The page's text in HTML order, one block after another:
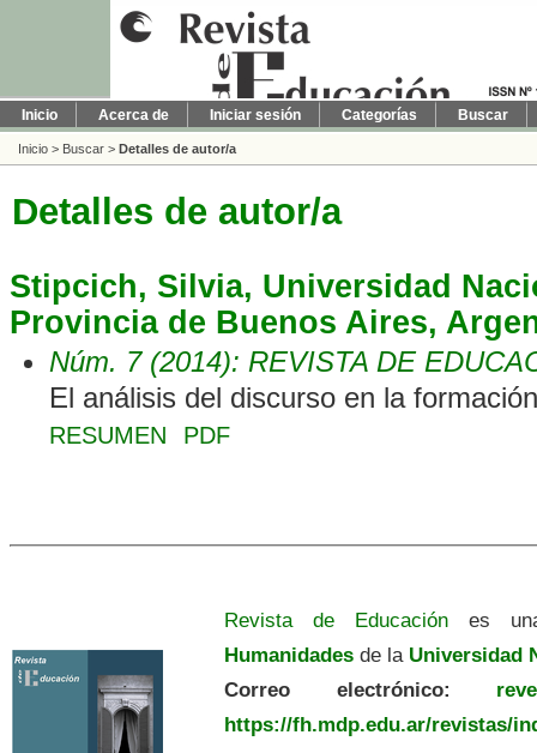
Inicio Acerca de Iniciar sesión Categorías Buscar
Inicio > Buscar > Detalles de autor/a
Detalles de autor/a
Stipcich, Silvia, Universidad
Provincia de Buenos Aires,
Núm. 7 (2014): REVISTA DE
El análisis del discurso en la
RESUMEN PDF
Revista de Educación es
Humanidades de la Universidad
Correo electrónico:
https://fh.mdp.edu.ar/revistas/